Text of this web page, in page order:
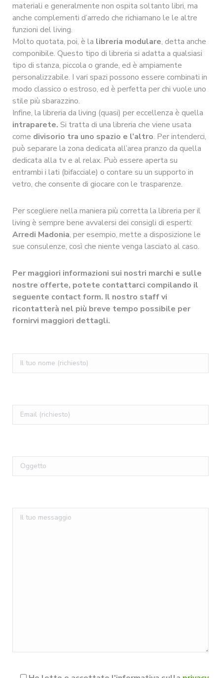
materiali e generalmente non ospita soltanto libri, ma
anche complementi d’arredo che richiamano le le altre
funzioni del living.
Molto quotata, poi, è la libreria modulare, detta anche
componibile. Questo tipo di libreria si adatta a qualsiasi
tipo di stanza, piccola o grande, ed è ampiamente
personalizzabile. I vari spazi possono essere combinati in
modo classico o estroso, ed è perfetta per chi vuole uno
stile più sbarazzino.
Infine, la libreria da living (quasi) per eccellenza è quella
intraparete. Si tratta di una libreria che viene usata
come divisorio tra uno spazio e l’altro. Per intenderci,
può separare la zona dedicata all’area pranzo da quella
dedicata alla tv e al relax. Può essere aperta su
entrambi i lati (bifacciale) o contare su un supporto in
vetro, che consente di giocare con le trasparenze.
Per scegliere nella maniera più corretta la libreria per il
living è sempre bene avvalersi dei consigli di esperti:
Arredi Madonia, per esempio, mette a disposizione le
sue consulenze, così che niente venga lasciato al caso.
Per maggiori informazioni sui nostri marchi e sulle
nostre offerte, potete contattarci compilando il
seguente contact form. Il nostro staff vi
ricontatterà nel più breve tempo possibile per
fornirvi maggiori dettagli.